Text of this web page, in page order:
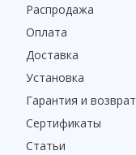
Распродажа
Оплата
Доставка
Установка
Гарантия и возврат
Сертификаты
Статьи